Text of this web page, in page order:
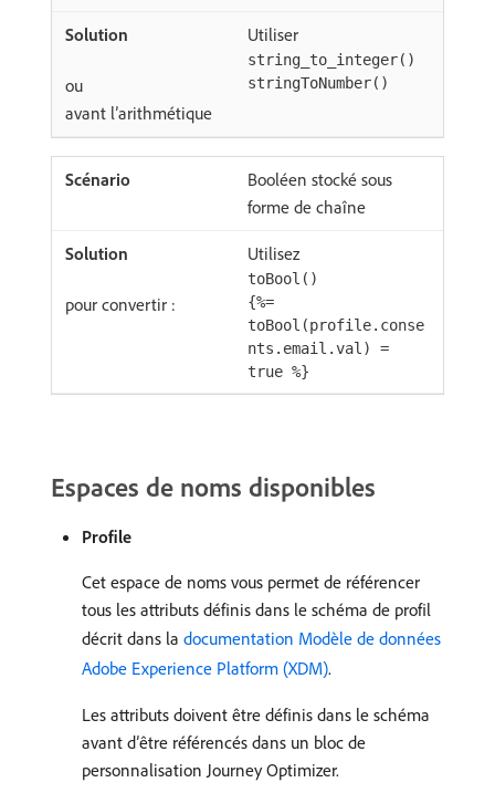
Utiliser
string_to_integer()
ou stringToNumber()
avant l’arithmétique
Booléen stocké sous
forme de chaîne
Utilisez
toBool()
pour convertir :
{%=
toBool(profile.conse
nts.email.val) =
true %}
Espaces de noms disponibles
Profile
Cet espace de noms vous permet de référencer
tous les attributs définis dans le schéma de profil
décrit dans la documentation Modèle de données
Adobe Experience Platform (XDM).
Les attributs doivent être définis dans le schéma
avant d’être référencés dans un bloc de
personnalisation Journey Optimizer.